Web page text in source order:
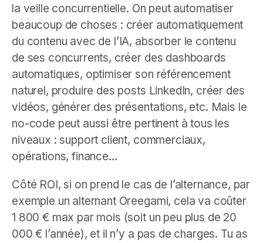
la veille concurrentielle. On peut automatiser
beaucoup de choses : créer automatiquement
du contenu avec de l’IA, absorber le contenu
de ses concurrents, créer des dashboards
automatiques, optimiser son référencement
naturel, produire des posts LinkedIn, créer des
vidéos, générer des présentations, etc. Mais le
no-code peut aussi être pertinent à tous les
niveaux : support client, commerciaux,
opérations, finance…
Côté ROI, si on prend le cas de l’alternance, par
exemple un alternant Oreegami, cela va coûter
1 800 € max par mois (soit un peu plus de 20
000 € l’année), et il n’y a pas de charges. Tu as